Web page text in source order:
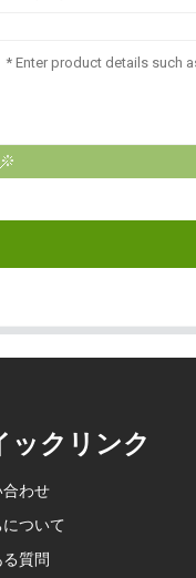
ックリンク
わせ
ついて
質問